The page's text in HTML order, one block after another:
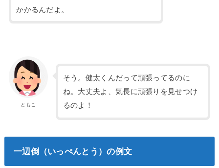
かかるんだよ。
ともこ
そう。健太くんだって頑張ってるのに
ね。大丈夫よ、気長に頑張りを見せつけ
るのよ！
一辺倒（いっぺんとう）の例文